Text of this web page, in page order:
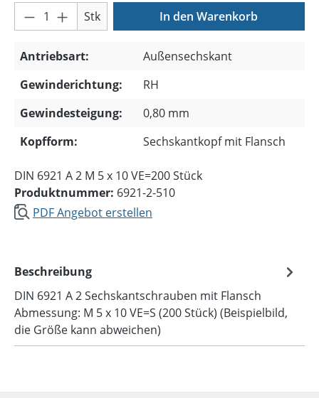
Produkt Anzahl: Gib den gewünschten
Stk In den Warenkorb
Antriebsart:
Außensechskant
Gewinderichtung:
RH
Gewindesteigung:
0,80 mm
Kopfform:
Sechskantkopf mit Flansch
DIN 6921 A 2 M 5 x 10 VE=200 Stück
Produktnummer: 6921-2-510
PDF Angebot erstellen
Beschreibung
DIN 6921 A 2 Sechskantschrauben mit Flansch
Abmessung: M 5 x 10 VE=S (200 Stück) (Beispielbild,
die Größe kann abweichen)